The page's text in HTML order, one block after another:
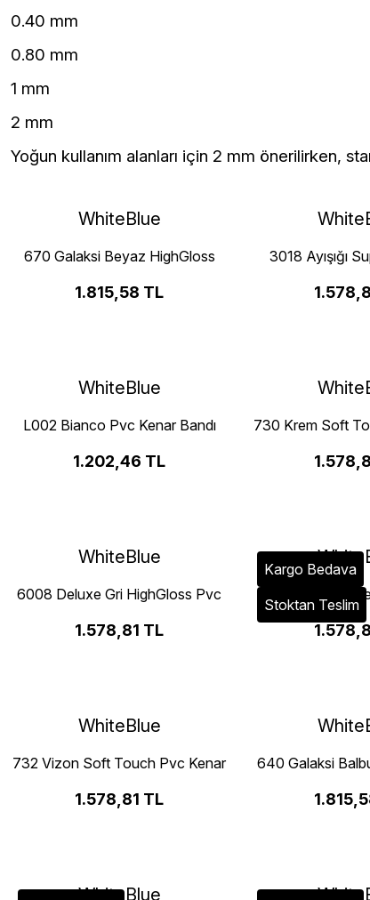
0.40 mm
0.80 mm
1 mm
2 mm
Yoğun kullanım alanları için 2 mm önerilirken,
WhiteBlue
670 Galaksi Beyaz HighGloss
1.815,58 TL
3018 Ayışığı
WhiteBlue
L002 Bianco Pvc Kenar Bandı
1.202,46 TL
730 Krem Soft
WhiteBlue
6008 Deluxe Gri HighGloss Pvc
1.578,81 TL
Kargo Bedava
Stoktan Teslim
3019 Sahara
Bandı
WhiteBlue
732 Vizon Soft Touch Pvc Kenar
1.578,81 TL
640 Galaksi
WhiteBlue